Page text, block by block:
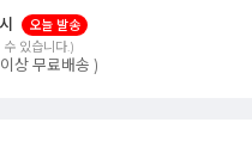
오늘 발송
있습니다.)
상 무료배송 )